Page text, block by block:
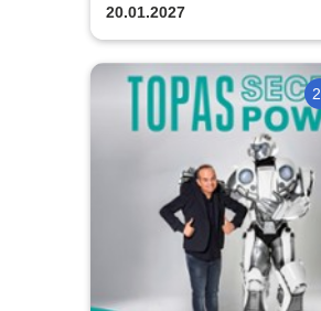
Wanja Mues & Marvelin
20.01.2027